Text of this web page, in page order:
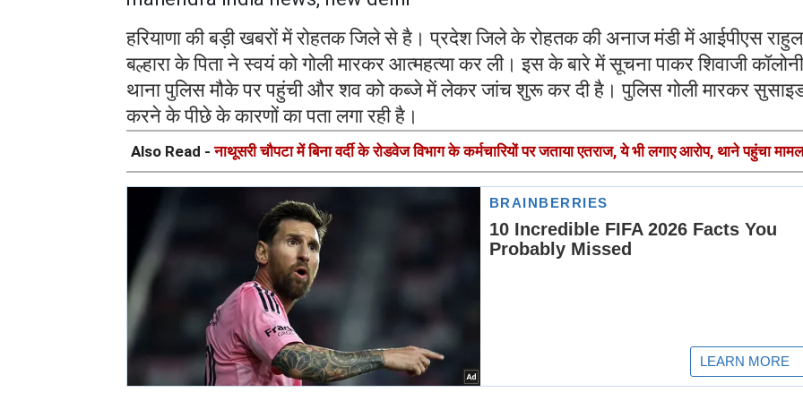
हरियाणा की बड़ी खबरों में रोहतक जिले से है। प्रदेश जिले के रोहतक की अनाज मंडी में आईपीएस राहुल
बल्हारा के पिता ने स्वयं को गोली मारकर आत्महत्या कर ली। इस के बारे में सूचना पाकर शिवाजी कॉलोनी
थाना पुलिस मौके पर पहुंची और शव को कब्जे में लेकर जांच शुरू कर दी है। पुलिस गोली मारकर
करने के पीछे के कारणों का पता लगा रही है।
Also Read -नाथूसरी चौपटा में बिना वर्दी के रोडवेज विभाग के कर्मचारियों पर जताया एतराज, ये भी लगाए आरोप, थाने पहुंचा